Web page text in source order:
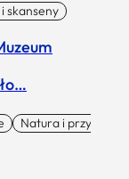
skanseny
Natura i przygoda